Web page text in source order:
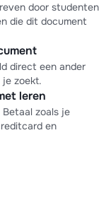
door studenten
die dit document
direct een ander
zoekt.
leren
zoals je
en